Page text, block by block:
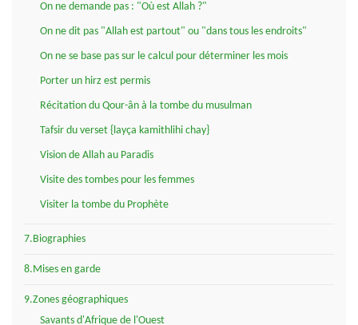
On ne demande pas : "Où est Allah ?"
On ne dit pas "Allah est partout" ou "dans tous les endroits"
On ne se base pas sur le calcul pour déterminer les mois
Porter un hirz est permis
Récitation du Qour-ân à la tombe du musulman
Tafsir du verset {layça kamithlihi chay}
Vision de Allah au Paradis
Visite des tombes pour les femmes
Visiter la tombe du Prophète
7.Biographies
8.Mises en garde
9.Zones géographiques
Savants d'Afrique de l'Ouest